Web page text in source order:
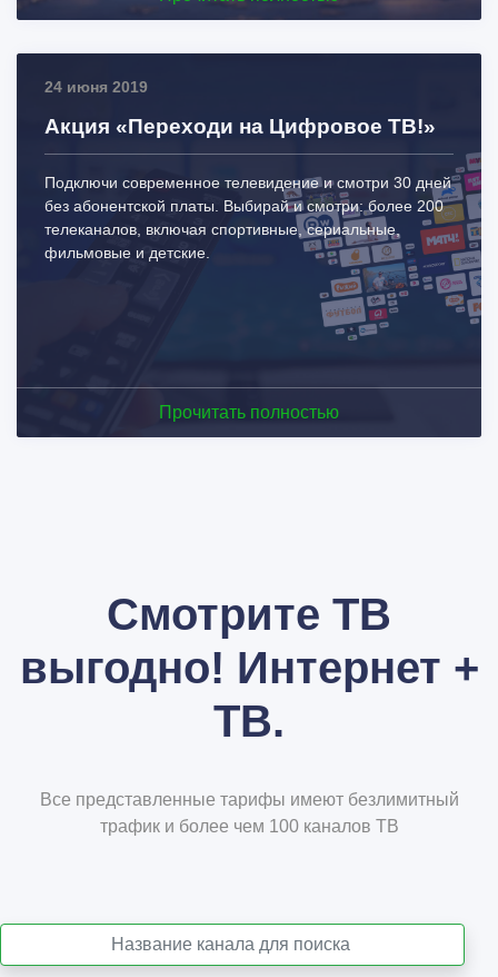
24 июня 2019
Акция «Переходи на Цифровое ТВ!»
Подключи современное телевидение и смотри 30 дней
без абонентской платы. Выбирай и смотри: более 200
телеканалов, включая спортивные, сериальные,
фильмовые и детские.
Прочитать полностью
Смотрите ТВ
выгодно! Интернет +
ТВ.
Все представленные тарифы имеют безлимитный
трафик и более чем 100 каналов ТВ